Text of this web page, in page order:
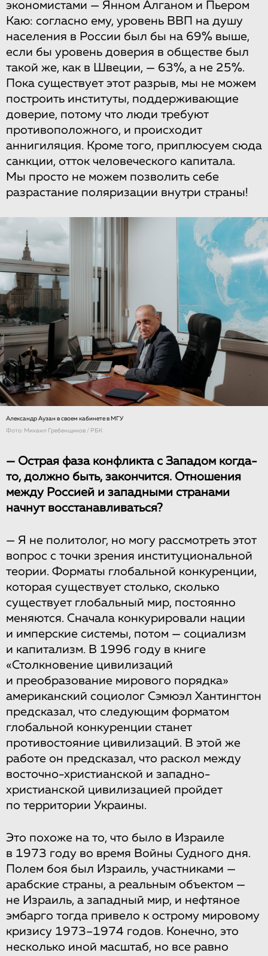
экономистами — Янном Алганом и Пьером
Каю: согласно ему, уровень ВВП на душу
населения в России был бы на 69% выше,
если бы уровень доверия в обществе был
такой же, как в Швеции, — 63%, а не 25%.
Пока существует этот разрыв, мы не можем
построить институты, поддерживающие
доверие, потому что люди требуют
противоположного, и происходит
аннигиляция. Кроме того, приплюсуем сюда
санкции, отток человеческого капитала.
Мы просто не можем позволить себе
разрастание поляризации внутри страны!
Александр Аузан в своем кабинете в МГУ
Фото: Михаил Гребенщиков / РБК
— Острая фаза конфликта с Западом когда-
то, должно быть, закончится. Отношения
между Россией и западными странами
начнут восстанавливаться?
— Я не политолог, но могу рассмотреть этот
вопрос с точки зрения институциональной
теории. Форматы глобальной конкуренции,
которая существует столько, сколько
существует глобальный мир, постоянно
меняются. Сначала конкурировали нации
и имперские системы, потом — социализм
и капитализм. В 1996 году в книге
«Столкновение цивилизаций
и преобразование мирового порядка»
американский социолог Сэмюэл Хантингтон
предсказал, что следующим форматом
глобальной конкуренции станет
противостояние цивилизаций. В этой же
работе он предсказал, что раскол между
восточно-христианской и западно-
христианской цивилизацией пройдет
по территории Украины.
Это похоже на то, что было в Израиле
в 1973 году во время Войны Судного дня.
Полем боя был Израиль, участниками —
арабские страны, а реальным объектом —
не Израиль, а западный мир, и нефтяное
эмбарго тогда привело к острому мировому
кризису 1973–1974 годов. Конечно, это
несколько иной масштаб, но все равно